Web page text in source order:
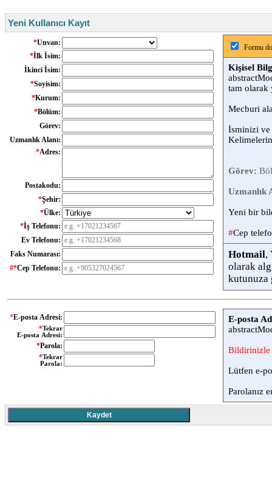
Yeni Kullanıcı Kayıt
*Unvan:
*İlk İsim:
İkinci İsim:
*Soyisim:
*Kurum:
*Bölüm:
Görev:
Uzmanlık Alanı:
*Adres:
Postakodu:
*Şehir:
*Ülke:
*İş Telefonu:
Ev Telefonu:
Faks Numarası:
#*Cep Telefonu:
Formu
Kişisel
tam olarak
Mecburi
İsminizi ve
Görev:
Uzmanlık
Yeni bir
#Cep
Hotmail,
olarak
*E-posta Adresi:
*Tekrar
E-posta Adresi:
*Parola:
*Tekrar
Parola:
E-posta
Bildirinizle
Lütfen e-
Parolanız